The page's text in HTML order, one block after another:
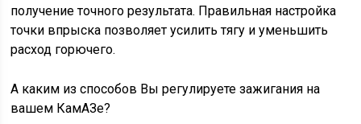
получение точного результата. Правильная настройка
точки впрыска позволяет усилить тягу и уменьшить
расход горючего.
А каким из способов Вы регулируете зажигания на
вашем КамАЗе?